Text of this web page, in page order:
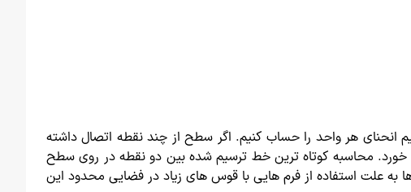
انحنای هر واحد را حساب کنیم. اگر سطح از چند نقطه اتصال داشته
خورد. محاسبه کوتاه ترین خط ترسیم شده بین دو نقطه در روی سطح
به علت استفاده از فرم هایی با قوس های زیاد در فضایی محدود این